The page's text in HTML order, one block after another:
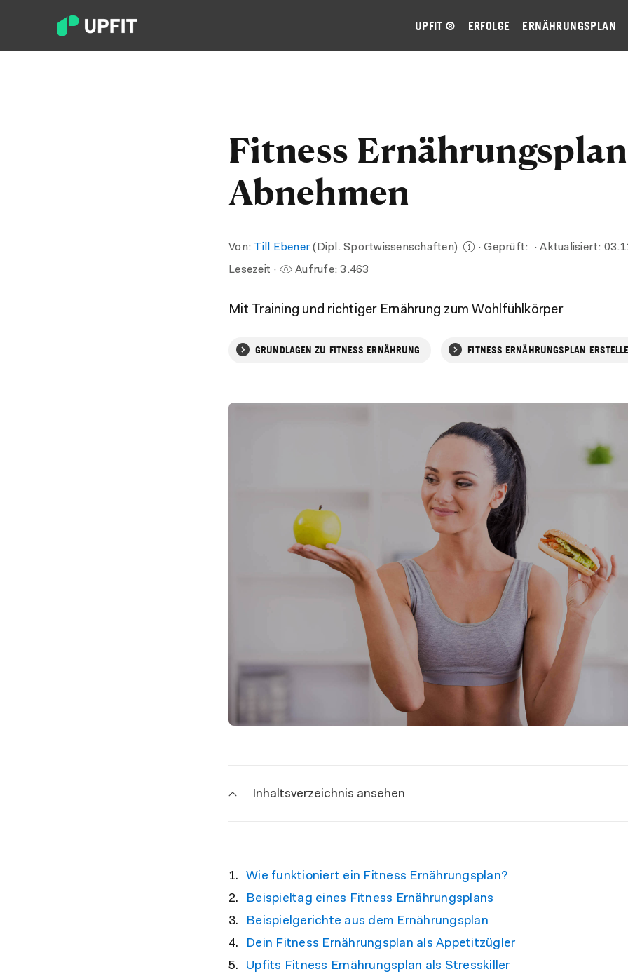
UPFIT ® ERFOLGE ERNÄHRUNGSPLAN
Fitness
Abnehmen
Von: Till Ebener(Dipl. Sportwissenschaften) · Geprüft: · Aktualisiert:
Lesezeit ·
Aufrufe: 3.463
Mit Training und richtiger Ernährung zum Wohlfühlkörper
GRUNDLAGEN ZU FITNESS ERNÄHRUNG FITNESS ERNÄHRUNGSPLAN
Inhaltsverzeichnis ansehen
Wie funktioniert ein Fitness Ernährungsplan?
Beispieltag eines Fitness Ernährungsplans
Beispielgerichte aus dem Ernährungsplan
Dein Fitness Ernährungsplan als Appetitzügler
Upfits Fitness Ernährungsplan als Stresskiller